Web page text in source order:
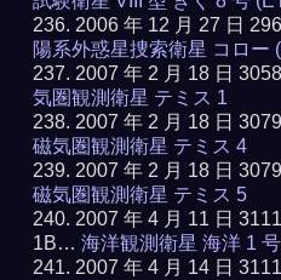
2006 年 12 月 27 日
陽系外惑星捜索衛星 コロー
2007 年 2 月 18 日
気圏観測衛星 テミス 1
2007 年 2 月 18 日
磁気圏観測衛星 テミス 4
2007 年 2 月 18 日
磁気圏観測衛星 テミス 5
2007 年 4 月 11 日
1B…海洋観測衛星 海洋 1
2007 年 4 月 14 日